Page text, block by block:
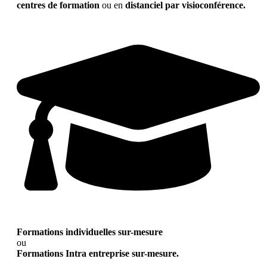
centres de formation ou en distanciel par visioconférence.
Formations individuelles sur-mesure
ou
Formations Intra entreprise sur-mesure.